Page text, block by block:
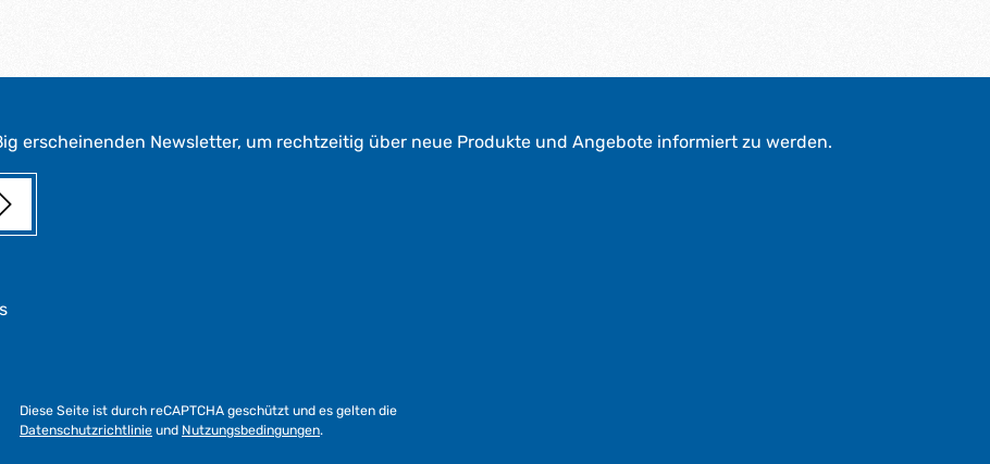
erscheinenden Newsletter, um rechtzeitig über neue Produkte und Angebote informiert zu werden.
Diese Seite ist durch reCAPTCHA geschützt und es gelten die
Datenschutzrichtlinie und Nutzungsbedingungen.